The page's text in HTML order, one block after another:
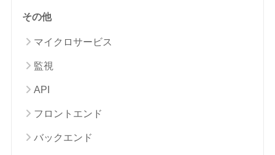
その他
マイクロサービス
監視
API
フロントエンド
バックエンド